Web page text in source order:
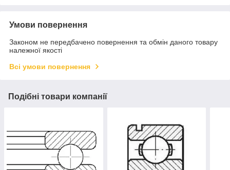
Умови повернення
Законом не передбачено повернення та обмін даного товару
належної якості
Всі умови повернення
Подібні товари компанії